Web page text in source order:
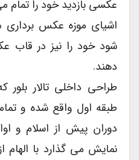
عکسی بازدید خود را تمام
اشیای موزه عکس برداری
شود خود را نیز در قاب
دهند.
طراحی داخلی تالار
طبقه اول واقع شده و
دوران پیش از اسلام و
نمایش می گذارد با الهام